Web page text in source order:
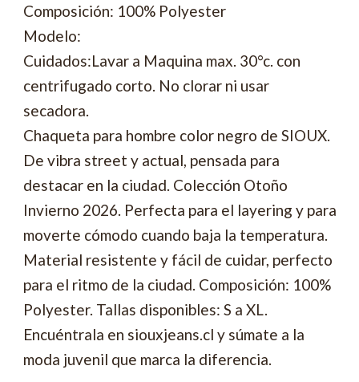
Composición: 100% Polyester
Modelo:
Cuidados:Lavar a Maquina max. 30°c. con
centrifugado corto. No clorar ni usar
secadora.
Chaqueta para hombre color negro de SIOUX.
De vibra street y actual, pensada para
destacar en la ciudad. Colección Otoño
Invierno 2026. Perfecta para el layering y para
moverte cómodo cuando baja la temperatura.
Material resistente y fácil de cuidar, perfecto
para el ritmo de la ciudad. Composición: 100%
Polyester. Tallas disponibles: S a XL.
Encuéntrala en siouxjeans.cl y súmate a la
moda juvenil que marca la diferencia.